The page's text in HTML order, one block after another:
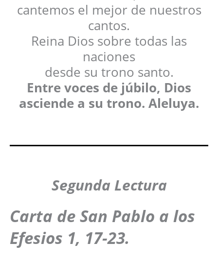
cantemos el mejor de nuestros
cantos.
Reina Dios sobre todas las
naciones
desde su trono santo.
Entre voces de júbilo, Dios
asciende a su trono. Aleluya.
Segunda Lectura
Carta de San Pablo a los
Efesios 1, 17-23.